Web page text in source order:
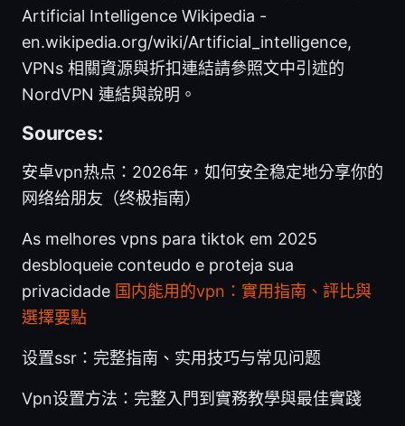
Artificial Intelligence Wikipedia -
en.wikipedia.org/wiki/Artificial_intelligence,
VPNs 相關資源與折扣連結請參照文中引述的
NordVPN 連結與說明。
Sources:
安卓vpn热点：2026年，如何安全稳定地分享你的
网络给朋友（终极指南）
As melhores vpns para tiktok em 2025
desbloqueie conteudo e proteja sua
privacidade 国内能用的vpn：實用指南、評比與
選擇要點
设置ssr：完整指南、实用技巧与常见问题
Vpn设置方法：完整入門到實務教學與最佳實踐